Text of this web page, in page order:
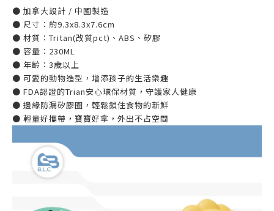
● 加拿大設計 / 中國製造
● 尺寸：約9.3x8.3x7.6cm
● 材質：Tritan(改質pct)、ABS、矽膠
● 容量：230ML
● 年齡：3歲以上
● 可愛的動物造型，增添孩子的生活樂趣
● FDA認證的Trian安心環保材質，守護家人健康
● 邊緣防漏矽膠圈，輕鬆鎖住食物的新鮮
● 輕量好攜帶，寶寶好拿，外出不占空間